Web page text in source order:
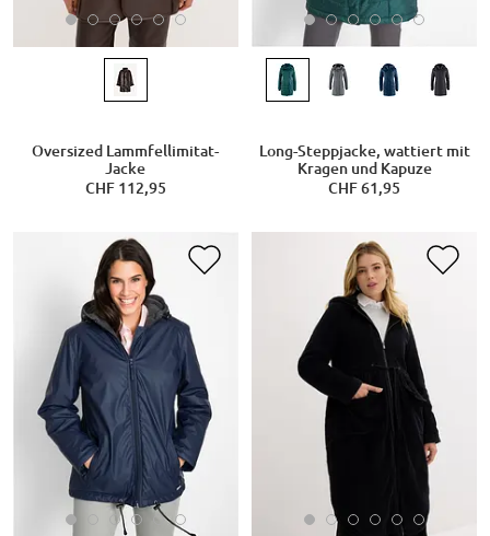
Oversized Lammfellimitat-
Jacke
CHF 112,95
Long-Steppjacke, wattiert mit
Kragen und Kapuze
CHF 61,95